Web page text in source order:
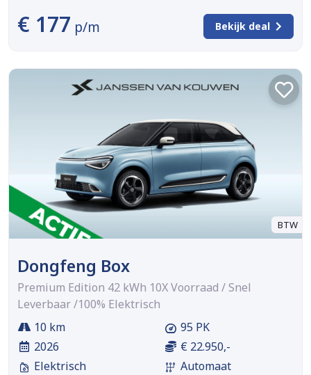
€ 177 p/m Bekijk deal
BTW
Dongfeng Box
Premium Edition 42 kWh 10X Voorraad / Snel
Leverbaar /100% Elektrisch
10 km
2026
Elektrisch
95 PK
€ 22.950,-
Automaat